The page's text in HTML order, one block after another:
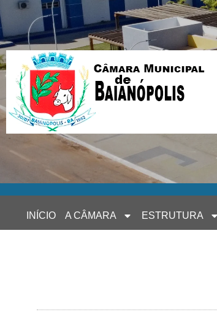
INÍCIO A CÂMARA ESTRUTURA